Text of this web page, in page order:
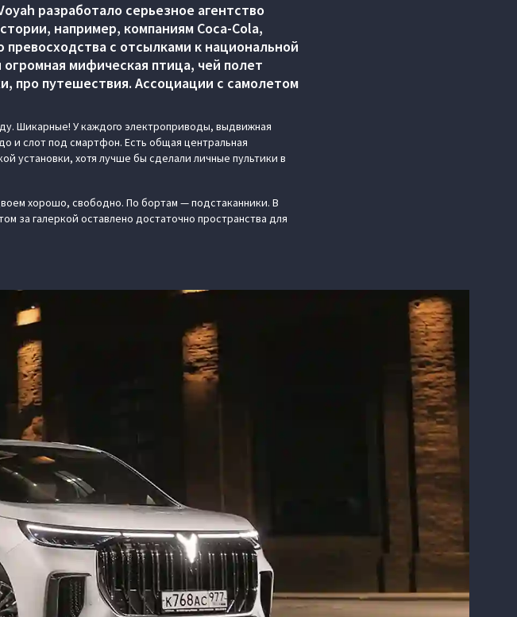
разработало серьезное агентство
например, компаниям Coca-Cola,
с отсылками к национальной
мифическая птица, чей полет
про путешествия. Ассоциации с самолетом
Шикарные! У каждого электроприводы, выдвижная
и слот под смартфон. Есть общая центральная
установки, хотя лучше бы сделали личные пультики в
хорошо, свободно. По бортам — подстаканники. В
за галеркой оставлено достаточно пространства для